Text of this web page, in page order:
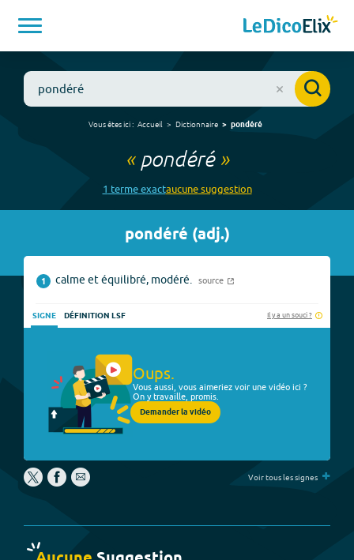
Vous êtes ici : Accueil Dictionnaire pondéré
« pondéré»
1 termeexactaucunesuggestion
pondéré (adj.)
1 calme et équilibré, modéré. source
SIGNE DÉFINITION LSF Il y a un souci ?
Oups.
Vous aussi, vous aimeriez voir une vidéo ici ?
On y travaille, promis.
Demander la vidéo
Voir tous les signes +